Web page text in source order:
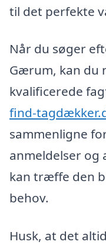
til det perfekte
Når du søger
Gærum, kan du
kvalificerede
find-
sammenligne
anmeldelser og
kan træffe den
behov.
Husk, at det